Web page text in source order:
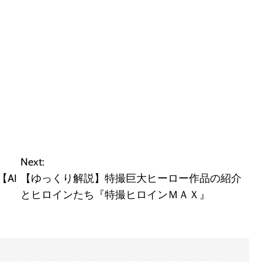
AI
Next:
【ゆっくり解説】特撮巨大ヒーロー作品の紹介
とヒロインたち『特撮ヒロインＭＡＸ』